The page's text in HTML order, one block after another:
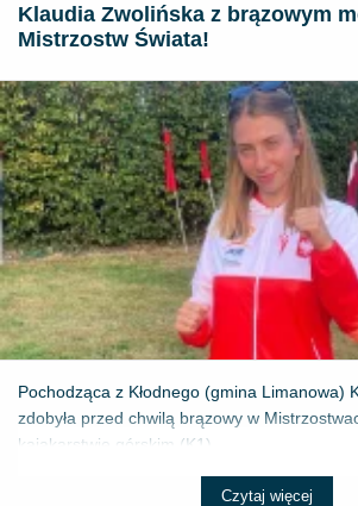
Klaudia Zwolińska z brązowym
Mistrzostw Świata!
Pochodząca z Kłodnego (gmina Limanowa)
zdobyła przed chwilą brązowy w
kajakarstwie górskim (K1) ...
Czytaj więcej